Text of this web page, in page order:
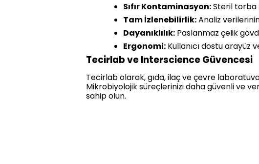
Sıfır Kontaminasyon:Steril torba
Tam İzlenebilirlik:Analiz
Dayanıklılık: Paslanmaz çelik
Ergonomi: Kullanıcı dostu arayüz
Tecirlab ve Interscience Güvencesi
Tecirlab olarak, gıda, ilaç ve çevre
Mikrobiyolojik süreçlerinizi daha güvenli ve
sahip olun.